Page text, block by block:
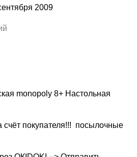
2009
monopoly 8+ Настольная
покупателя!!! посылочные